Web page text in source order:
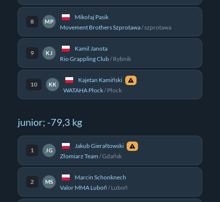
8 MP
Mikołaj Pasik
Movement Brothers Szprotawa/szprotawa
9 KJ
Kamil Janota
Rio Grappling Club/Rybnik
10 KK
Kajetan Kamiński
WATAHA Płock/Płock
junior; -79,3 kg
1 JG
Jakub Gierałtowski
Złomiarz Team /Gdańsk
2 MS
Marcin Schonknech
Valor MMA Luboń /Luboń